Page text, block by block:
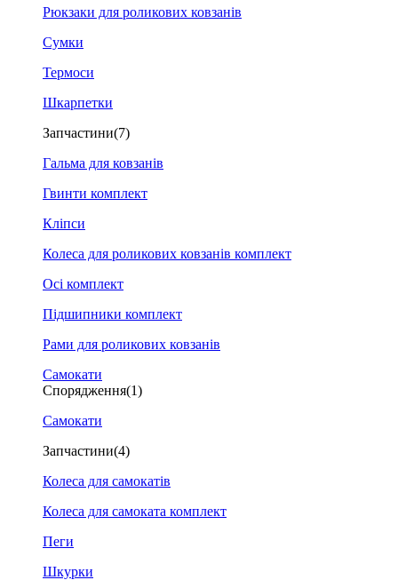
Рюкзаки для роликових ковзанів
Сумки
Термоси
Шкарпетки
Запчастини(7)
Гальма для ковзанів
Гвинти комплект
Кліпси
Колеса для роликових ковзанів комплект
Осі комплект
Підшипники комплект
Рами для роликових ковзанів
Самокати
Спорядження(1)
Самокати
Запчастини(4)
Колеса для самокатів
Колеса для самоката комплект
Пеги
Шкурки